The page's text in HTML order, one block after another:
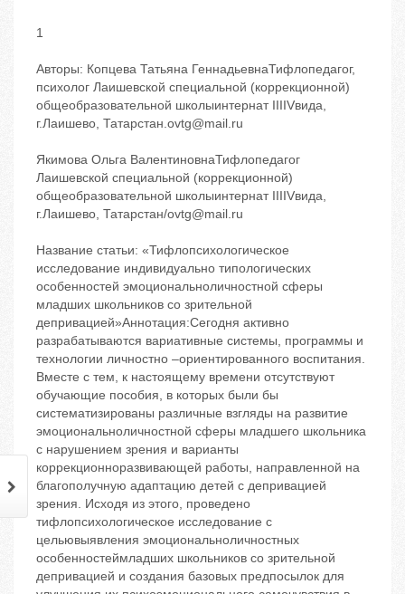
1
Авторы: Копцева Татьяна ГеннадьевнаТифлопедагог,
психолог Лаишевской специальной (коррекционной)
общеобразовательной школыинтернат IIIIVвида,
г.Лаишево, Татарстан.ovtg@mail.ru
Якимова Ольга ВалентиновнаТифлопедагог
Лаишевской специальной (коррекционной)
общеобразовательной школыинтернат IIIIVвида,
г.Лаишево, Татарстан/ovtg@mail.ru
Название статьи: «Тифлопсихологическое
исследование индивидуально типологических
особенностей эмоциональноличностной сферы
младших школьников со зрительной
депривацией»Аннотация:Сегодня активно
разрабатываются вариативные системы, программы и
технологии личностно –ориентированного воспитания.
Вместе с тем, к настоящему времени отсутствуют
обучающие пособия, в которых были бы
систематизированы различные взгляды на развитие
эмоциональноличностной сферы младшего школьника
с нарушением зрения и варианты
коррекционноразвивающей работы, направленной на
благополучную адаптацию детей с депривацией
зрения. Исходя из этого, проведено
тифлопсихологическое исследование с
цельювыявления эмоциональноличностных
особенностеймладших школьников со зрительной
депривацией и создания базовых предпосылок для